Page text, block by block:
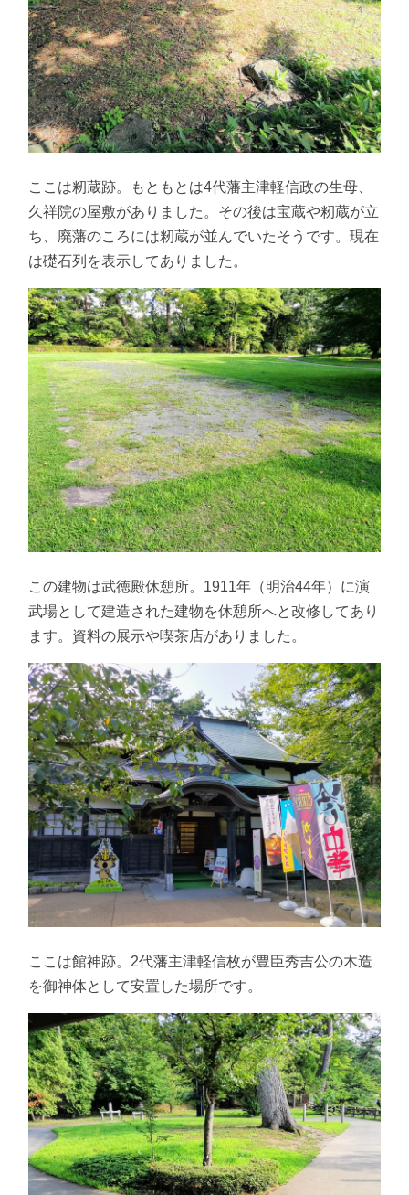
ここは籾蔵跡。もともとは4代藩主津軽信政の生母、
久祥院の屋敷がありました。その後は宝蔵や籾蔵が立
ち、廃藩のころには籾蔵が並んでいたそうです。現在
は礎石列を表示してありました。
この建物は武徳殿休憩所。1911年（明治44年）に演
武場として建造された建物を休憩所へと改修してあり
ます。資料の展示や喫茶店がありました。
ここは館神跡。2代藩主津軽信枚が豊臣秀吉公の木造
を御神体として安置した場所です。